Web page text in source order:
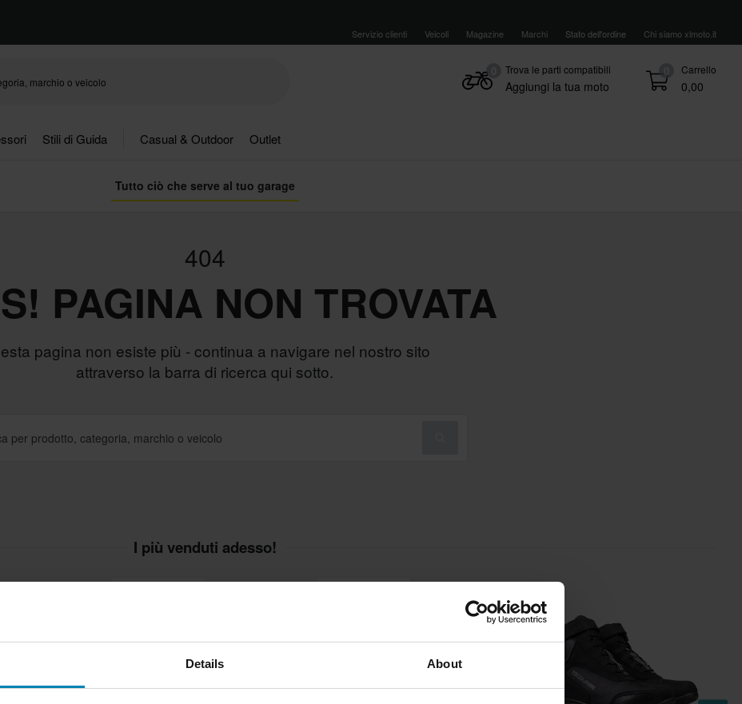
Details About
Servizio clienti Veicoli Magazine Marchi Stato dell'ordine Chi siamo xlmoto.it
0 Carrello
0,00
Trova le parti compatibili
Aggiungi la tua moto
Stili di Guida Casual & Outdoor Outlet
Tutto ciò che serve al tuo garage
404
PAGINA NON TROVATA
pagina non esiste più - continua a navigare nel nostro sito
attraverso la barra di ricerca qui sotto.
I più venduti adesso!